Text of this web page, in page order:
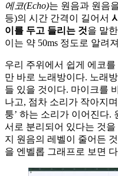
에코(Echo)는 원음과 원음
등)의 시간 간격이 길어서
이를 두고 들리는 것을 말
이는 약 50ms 정도로 알려
우리 주위에서 쉽게 에코
만 바로 노래방이다. 노래
들 있을 것이다. 마이크를
나고, 점차 소리가 작아지
퉁’ 하는 소리가 이어진다.
서로 분리되어 있다는 것
지 원음의 레벨이 줄어든
을 엔벨롭 그래프로 보면